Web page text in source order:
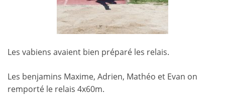
Les vabiens avaient bien préparé les relais.
Les benjamins Maxime, Adrien, Mathéo et Evan on
remporté le relais 4x60m.